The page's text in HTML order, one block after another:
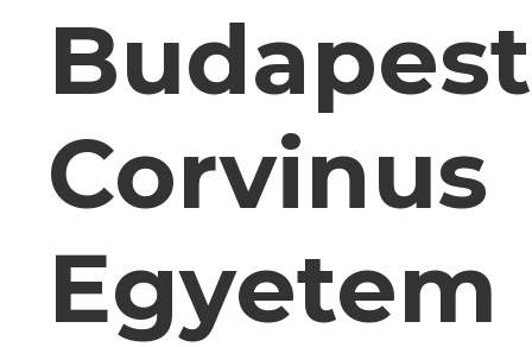
Corvinus
Egyetem